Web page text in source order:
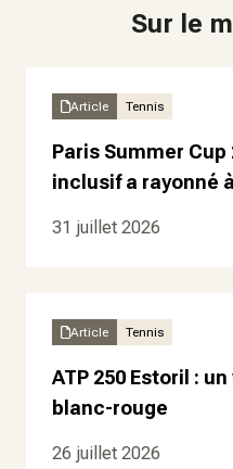
Sur le
Article Tennis
Paris Summer Cup
inclusif a rayonné
31 juillet 2026
Article Tennis
ATP 250 Estoril :
blanc-rouge
26 juillet 2026